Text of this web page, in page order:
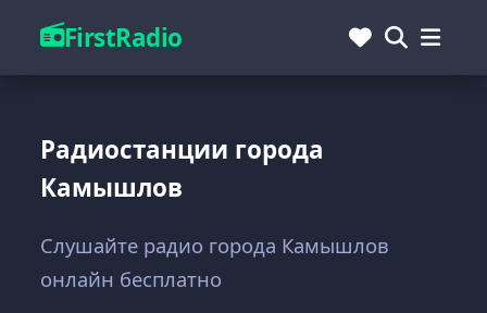
FirstRadio
Радиостанции города
Камышлов
Слушайте радио города Камышлов
онлайн бесплатно